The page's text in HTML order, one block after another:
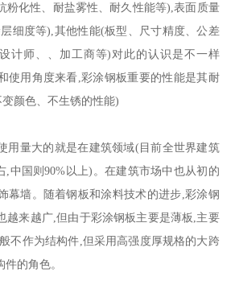
粉化性、耐盐雾性、耐久性能等),表面质量
细度等),其他性能(板型、尺寸精度、公差
计师、、加工商等)对此的认识是不一样
使用角度来看,彩涂钢板重要的性能是其耐
颜色、不生锈的性能)
用量大的就是在建筑领域(目前全世界建筑
,中国则90%以上)。在建筑市场中也从初的
幕墙。随着钢板和涂料技术的进步,彩涂钢
越来越广,但由于彩涂钢板主要是薄板,主要
不作为结构件,但采用高强度厚规格的大跨
的角色。